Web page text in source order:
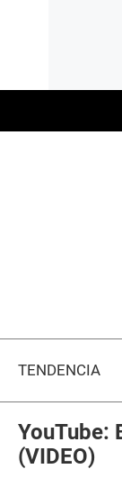
TENDENCIA
YouTube:
(VIDEO)